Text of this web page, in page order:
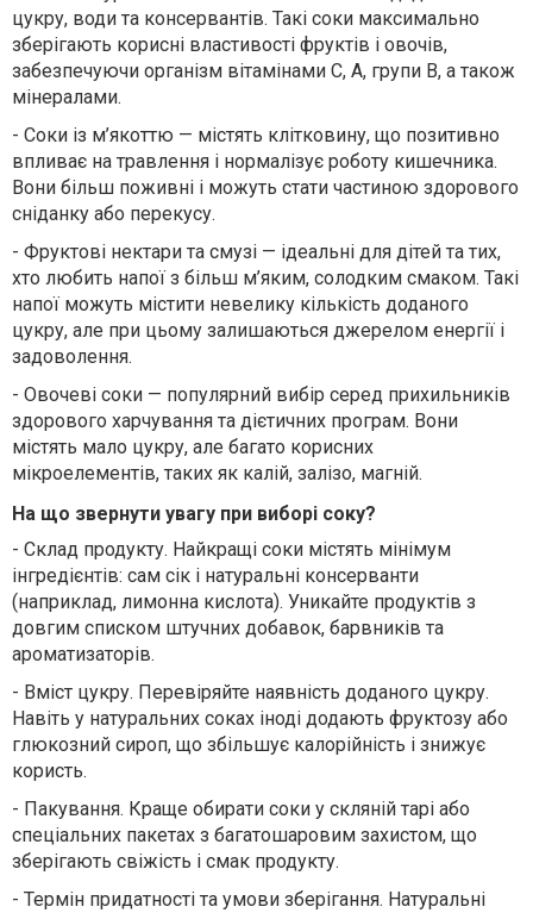
цукру, води та консервантів. Такі соки максимально
зберігають корисні властивості фруктів і овочів,
забезпечуючи організм вітамінами С, А, групи В, а також
мінералами.
- Соки із м’якоттю — містять клітковину, що позитивно
впливає на травлення і нормалізує роботу кишечника.
Вони більш поживні і можуть стати частиною здорового
сніданку або перекусу.
- Фруктові нектари та смузі — ідеальні для дітей та тих,
хто любить напої з більш м’яким, солодким смаком. Такі
напої можуть містити невелику кількість доданого
цукру, але при цьому залишаються джерелом енергії і
задоволення.
- Овочеві соки — популярний вибір серед прихильників
здорового харчування та дієтичних програм. Вони
містять мало цукру, але багато корисних
мікроелементів, таких як калій, залізо, магній.
На що звернути увагу при виборі соку?
- Склад продукту. Найкращі соки містять мінімум
інгредієнтів: сам сік і натуральні консерванти
(наприклад, лимонна кислота). Уникайте продуктів з
довгим списком штучних добавок, барвників та
ароматизаторів.
- Вміст цукру. Перевіряйте наявність доданого цукру.
Навіть у натуральних соках іноді додають фруктозу або
глюкозний сироп, що збільшує калорійність і знижує
користь.
- Пакування. Краще обирати соки у скляній тарі або
спеціальних пакетах з багатошаровим захистом, що
зберігають свіжість і смак продукту.
- Термін придатності та умови зберігання. Натуральні